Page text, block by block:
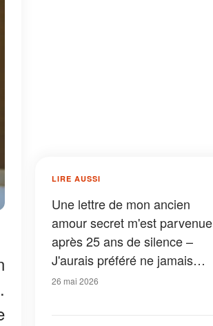
LIRE AUSSI
Une lettre de mon ancien
amour secret m'est parvenue
après 25 ans de silence –
J'aurais préféré ne jamais
l'avoir ouverte
26 mai 2026